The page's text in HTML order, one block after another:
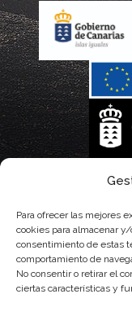
Para ofrecer las mejores
cookies para almacenar
consentimiento de estas
comportamiento de
No consentir o retirar el
ciertas características y
La gestión de la DOP
con fondos provenientes